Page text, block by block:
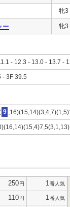
牝3
ー 牝3
- 12.3 - 13.0 - 13.7 -
- 3F 39.5
9
250円 1 番人気
110円 1 番人気